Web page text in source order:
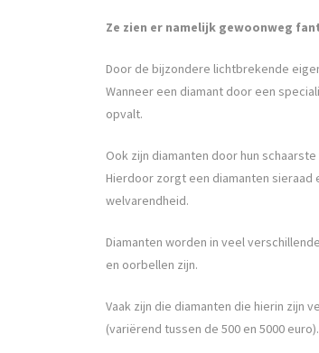
Ze zien er namelijk gewoonweg
Door de bijzondere lichtbrekende
Wanneer een diamant door een
opvalt.
Ook zijn diamanten door hun
Hierdoor zorgt een diamanten
welvarendheid.
Diamanten worden in veel
en oorbellen zijn.
Vaak zijn die diamanten die hierin zijn
(variërend tussen de 500 en 5000 euro).